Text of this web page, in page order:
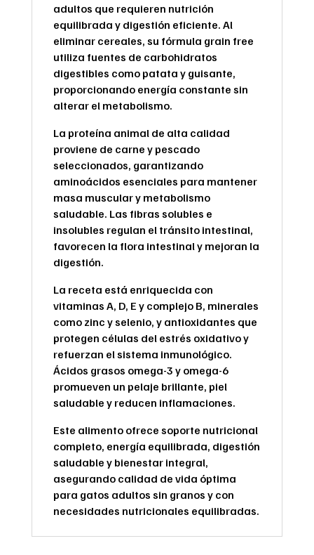
adultos que requieren nutrición
equilibrada y digestión eficiente. Al
eliminar cereales, su fórmula grain free
utiliza fuentes de carbohidratos
digestibles como patata y guisante,
proporcionando energía constante sin
alterar el metabolismo.
La proteína animal de alta calidad
proviene de carne y pescado
seleccionados, garantizando
aminoácidos esenciales para mantener
masa muscular y metabolismo
saludable. Las fibras solubles e
insolubles regulan el tránsito intestinal,
favorecen la flora intestinal y mejoran la
digestión.
La receta está enriquecida con
vitaminas A, D, E y complejo B, minerales
como zinc y selenio, y antioxidantes que
protegen células del estrés oxidativo y
refuerzan el sistema inmunológico.
Ácidos grasos omega-3 y omega-6
promueven un pelaje brillante, piel
saludable y reducen inflamaciones.
Este alimento ofrece soporte nutricional
completo, energía equilibrada, digestión
saludable y bienestar integral,
asegurando calidad de vida óptima
para gatos adultos sin granos y con
necesidades nutricionales equilibradas.